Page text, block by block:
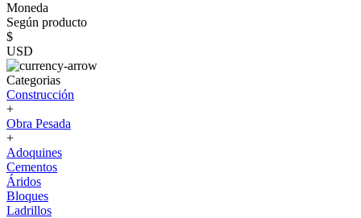
Moneda
Según producto
$
USD
Categorias
Construcción
+
Obra Pesada
+
Adoquines
Cementos
Áridos
Bloques
Ladrillos